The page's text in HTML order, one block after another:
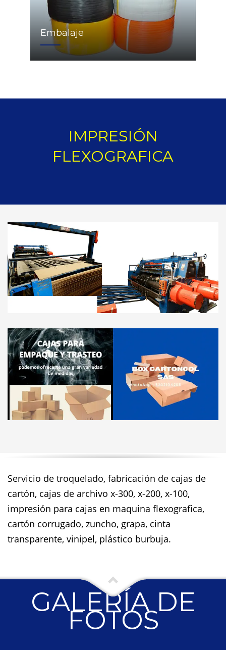
Embalaje
IMPRESIÓN
FLEXOGRAFICA
Servicio de troquelado, fabricación de cajas de
cartón, cajas de archivo x-300, x-200, x-100,
impresión para cajas en maquina flexografica,
cartón corrugado, zuncho, grapa, cinta
transparente, vinipel, plástico burbuja.
GALERÍA DE
FOTOS